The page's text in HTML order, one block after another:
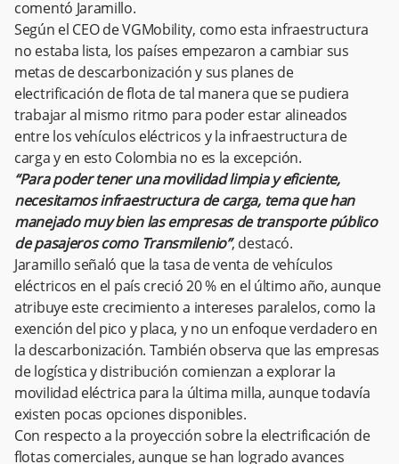
comentó Jaramillo.
Según el CEO de VGMobility, como esta infraestructura
no estaba lista, los países empezaron a cambiar sus
metas de descarbonización y sus planes de
electrificación de flota de tal manera que se pudiera
trabajar al mismo ritmo para poder estar alineados
entre los vehículos eléctricos y la infraestructura de
carga y en esto Colombia no es la excepción.
“Para poder tener una movilidad limpia y eficiente,
necesitamos infraestructura de carga, tema que han
manejado muy bien las empresas de transporte público
de pasajeros como Transmilenio”, destacó.
Jaramillo señaló que la tasa de venta de vehículos
eléctricos en el país creció 20 % en el último año, aunque
atribuye este crecimiento a intereses paralelos, como la
exención del pico y placa, y no un enfoque verdadero en
la descarbonización. También observa que las empresas
de logística y distribución comienzan a explorar la
movilidad eléctrica para la última milla, aunque todavía
existen pocas opciones disponibles.
Con respecto a la proyección sobre la electrificación de
flotas comerciales, aunque se han logrado avances